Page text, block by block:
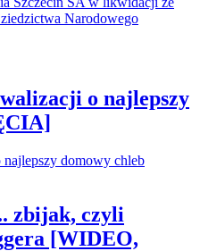
o najlepszy
zbijak, czyli
[WIDEO,